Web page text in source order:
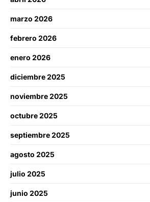
marzo 2026
febrero 2026
enero 2026
diciembre 2025
noviembre 2025
octubre 2025
septiembre 2025
agosto 2025
julio 2025
junio 2025